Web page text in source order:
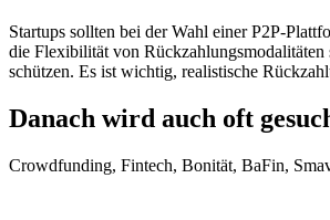
Startups sollten bei der Wahl einer P2P-
die Flexibilität von
schützen. Es ist wichtig, realistische
Danach wird auch oft
Crowdfunding, Fintech, Bonität, BaFin,